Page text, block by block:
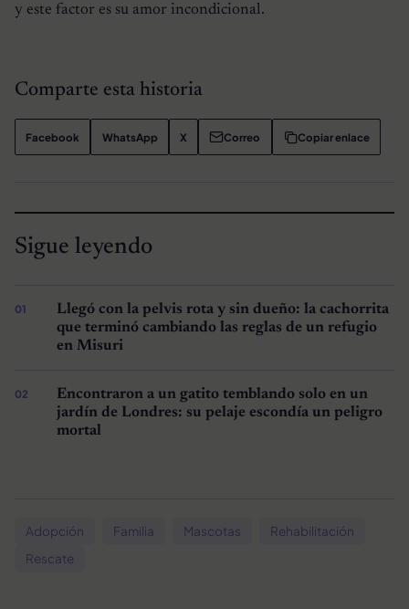
y este factor es su amor incondicional.
Comparte esta historia
Facebook WhatsApp X Correo Copiar enlace
Sigue leyendo
Llegó con la pelvis rota y sin dueño: la cachorrita
que terminó cambiando las reglas de un refugio
en Misuri
Encontraron a un gatito temblando solo en un
jardín de Londres: su pelaje escondía un peligro
mortal
Adopción Familia Mascotas
Rehabilitación
Rescate